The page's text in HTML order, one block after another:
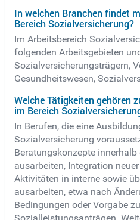
In welchen Branchen findet
Bereich Sozialversicherung?
Im Arbeitsbereich
folgenden Arbeitsgebieten
Sozialversicherungsträgern,
Gesundheitswesen,
Welche Tätigkeiten gehören
im Bereich
In Berufen, die eine
Sozialversicherung
Beratungskonzepte
ausarbeiten, Integration
Aktivitäten in interne sowie
ausarbeiten, etwa nach
Bedingungen oder Vorgabe